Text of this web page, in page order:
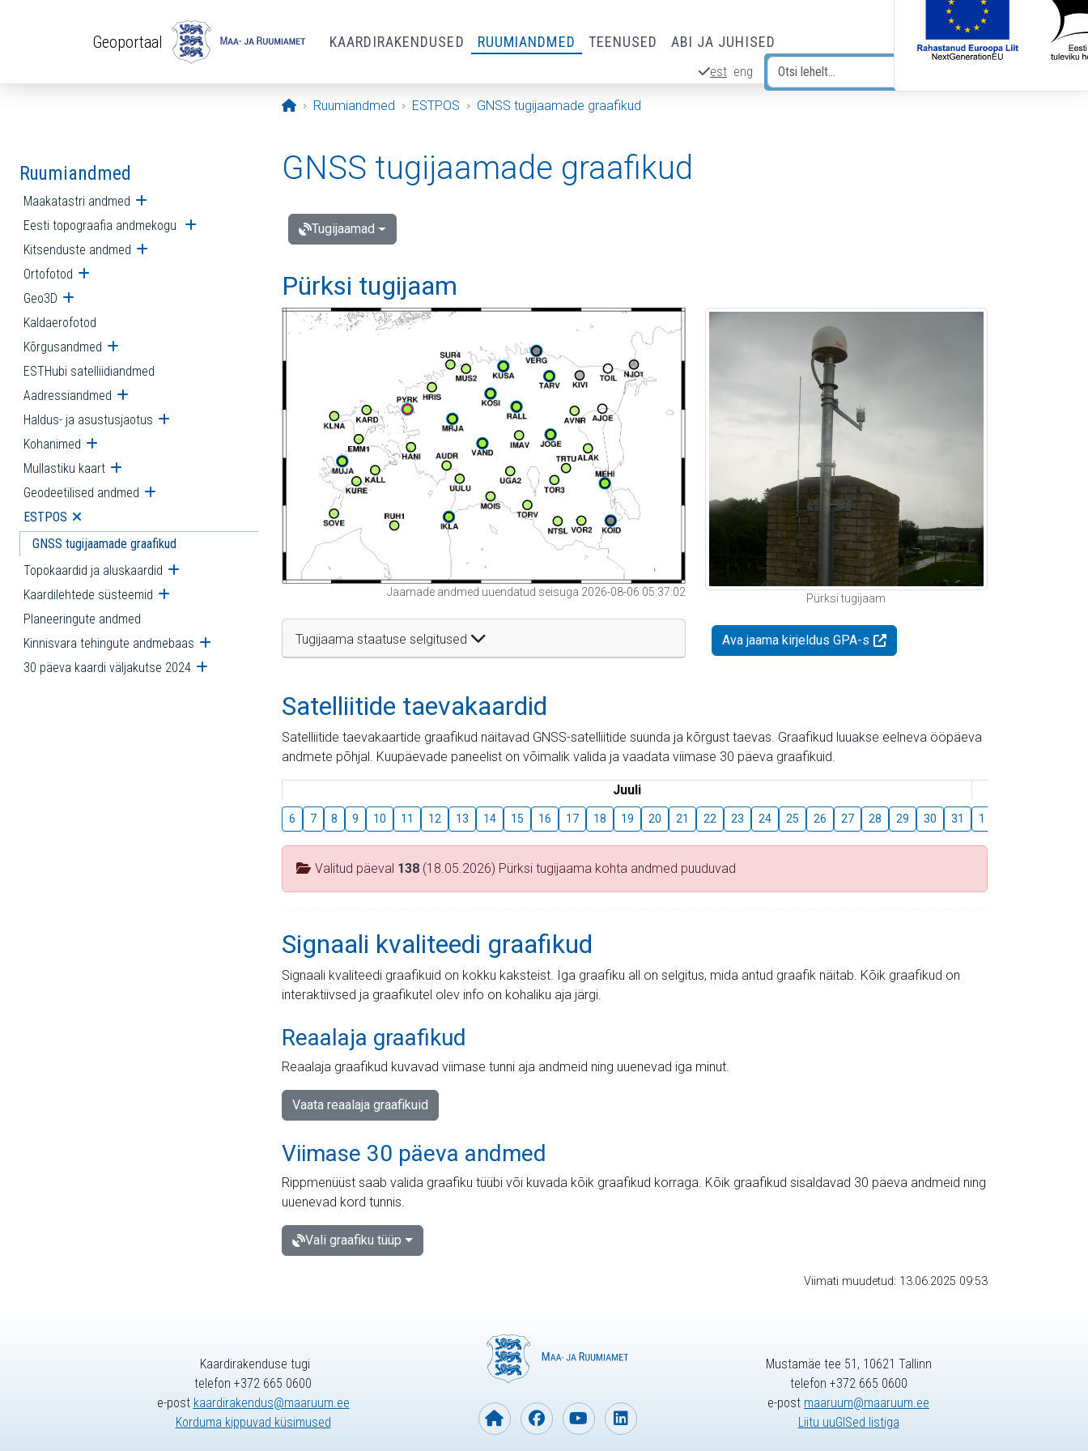
Geoportaal KAARDIRAKENDUSED RUUMIANDMED TEENUSED ABI JA JUHISED
est eng
Avaleht
Ruumiandmed ESTPOS GNSS tugijaamade graafikud
Ruumiandmed
Maakatastri andmed Ava alammenüü
Eesti topograafia andmekogu Ava alammenüü
Kitsenduste andmed Ava alammenüü
Ortofotod Ava alammenüü
Geo3D Ava alammenüü
Kaldaerofotod
Kõrgusandmed Ava alammenüü
ESTHubi satelliidiandmed
Aadressiandmed Ava alammenüü
Haldus- ja asustusjaotus Ava alammenüü
Kohanimed Ava alammenüü
Mullastiku kaart Ava alammenüü
Geodeetilised andmed Ava alammenüü
ESTPOS Ava alammenüü
GNSS tugijaamade graafikud
Topokaardid ja aluskaardid Ava alammenüü
Kaardilehtede süsteemid Ava alammenüü
Planeeringute andmed
Kinnisvara tehingute andmebaas Ava alammenüü
30 päeva kaardi väljakutse 2024 Ava alammenüü
GNSS tugijaamade graafikud
Tugijaamad
Pürksi tugijaam
Jaamade andmed uuendatud seisuga 2026-08-06 05:37:02
Tugijaama staatuse selgitused
Pürksi tugijaam
Ava jaama kirjeldus GPA-s
Satelliitide taevakaardid
Satelliitide taevakaartide graafikud näitavad GNSS-satelliitide suunda ja kõrgust taevas. Graafikud luuakse eelneva ööpäeva
andmete põhjal. Kuupäevade paneelist on võimalik valida ja vaadata viimase 30 päeva graafikuid.
Juuli
6 7 8 9 10 11 12 13 14 15 16 17 18 19 20 21 22 23 24 25 26 27 28 29 30 31 1
Valitud päeval 138 (18.05.2026) Pürksi tugijaama kohta andmed puuduvad
Signaali kvaliteedi graafikud
Signaali kvaliteedi graafikuid on kokku kaksteist. Iga graafiku all on selgitus, mida antud graafik näitab. Kõik graafikud on
interaktiivsed ja graafikutel olev info on kohaliku aja järgi.
Reaalaja graafikud
Reaalaja graafikud kuvavad viimase tunni aja andmeid ning uuenevad iga minut.
Vaata reaalaja graafikuid
Viimase 30 päeva andmed
Rippmenüüst saab valida graafiku tüübi või kuvada kõik graafikud korraga. Kõik graafikud sisaldavad 30 päeva andmeid ning
uuenevad kord tunnis.
Vali graafiku tüüp
Viimati muudetud: 13.06.2025 09:53
Kaardirakenduse tugi
telefon +372 665 0600
e-post kaardirakendus@maaruum.ee
Korduma kippuvad küsimused
Mustamäe tee 51, 10621 Tallinn
telefon +372 665 0600
e-post maaruum@maaruum.ee
Liitu uuGISed listiga